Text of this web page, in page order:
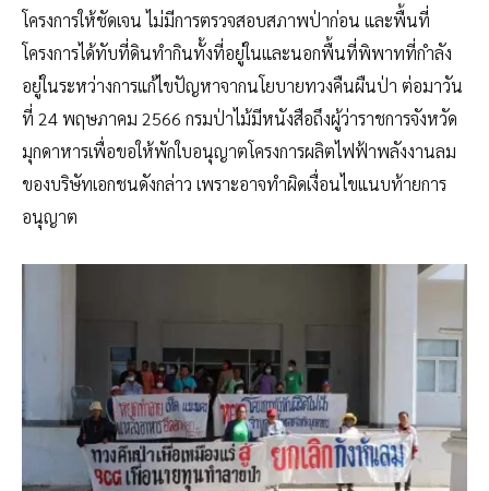
โครงการให้ชัดเจน ไม่มีการตรวจสอบสภาพป่าก่อน และพื้นที่
โครงการได้ทับที่ดินทำกินทั้งที่อยู่ในและนอกพื้นที่พิพาทที่กำลัง
อยู่ในระหว่างการแก้ไขปัญหาจากนโยบายทวงคืนผืนป่า ต่อมาวัน
ที่ 24 พฤษภาคม 2566 กรมป่าไม้มีหนังสือถึงผู้ว่าราชการจังหวัด
มุกดาหารเพื่อขอให้พักใบอนุญาตโครงการผลิตไฟฟ้าพลังงานลม
ของบริษัทเอกชนดังกล่าว เพราะอาจทำผิดเงื่อนไขแนบท้ายการ
อนุญาต